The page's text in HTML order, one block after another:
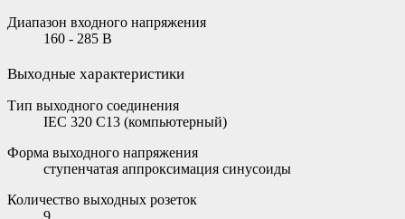
Диапазон входного напряжения
160 - 285 В
Выходные характеристики
Тип выходного соединения
IEC 320 C13 (компьютерный)
Форма выходного напряжения
ступенчатая аппроксимация синусоиды
Количество выходных розеток
9